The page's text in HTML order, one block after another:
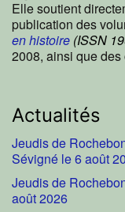
Elle soutient
publication des
en histoire (ISSN
2008, ainsi que
Actualités
Jeudis de
Sévigné le 6 août
Jeudis de
août 2026